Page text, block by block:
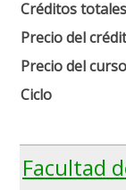
Créditos totales
Precio del
Precio del curso
Ciclo
Facultad